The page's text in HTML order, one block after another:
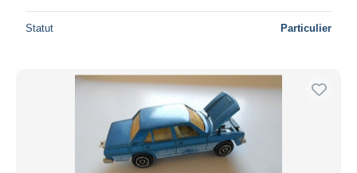
Statut Particulier